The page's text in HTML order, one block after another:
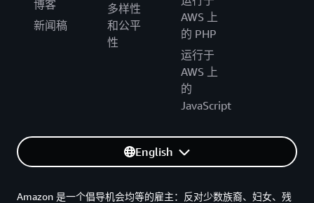
博客
新闻稿
多样性
和公平
性
AWS 上
的 PHP
运行于
AWS 上
的
JavaScript
English
Amazon 是一个倡导机会均等的雇主：反对少数族裔、妇女、残